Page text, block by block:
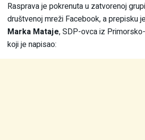
Rasprava je pokrenuta u zatvorenoj
društvenoj mreži Facebook, a prepisku
Marka Mataje, SDP-ovca iz
koji je napisao: